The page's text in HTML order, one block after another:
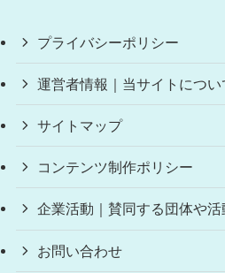
プライバシーポリシー
運営者情報｜当サイトについ
サイトマップ
コンテンツ制作ポリシー
企業活動｜賛同する団体や活
お問い合わせ